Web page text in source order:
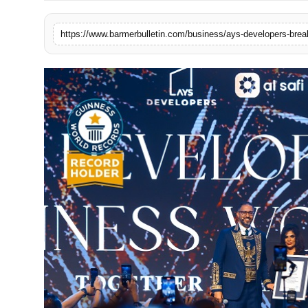
लाइफस्टाइल
https://www.barmerbulletin.com/business/ays-developers-